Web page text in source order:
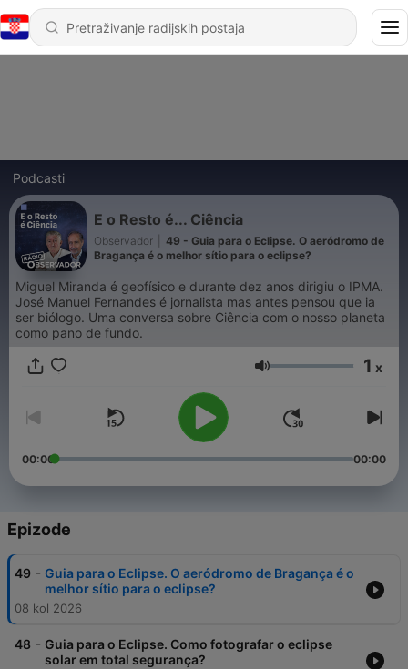
Podcasti
E o Resto é... Ciência
Observador
49 - Guia para o Eclipse. O aeródromo de
Bragança é o melhor sítio para o eclipse?
Miguel Miranda é geofísico e durante dez anos dirigiu o IPMA.
José Manuel Fernandes é jornalista mas antes pensou que ia
ser biólogo. Uma conversa sobre Ciência com o nosso planeta
como pano de fundo.
Glasnoća 1 x
00:00 00:00
Epizode
49 - Guia para o Eclipse. O aeródromo de Bragança é o
melhor sítio para o eclipse?
08 kol 2026
48 - Guia para o Eclipse. Como fotografar o eclipse
solar em total segurança?